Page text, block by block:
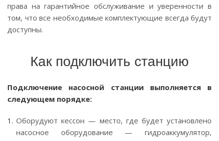
права на гарантийное обслуживание и уверенности в
том, что все необходимые комплектующие всегда будут
доступны.
Как подключить станцию
Подключение насосной станции выполняется в
следующем порядке:
Оборудуют кессон — место, где будет установлено
насосное оборудование — гидроаккумулятор,